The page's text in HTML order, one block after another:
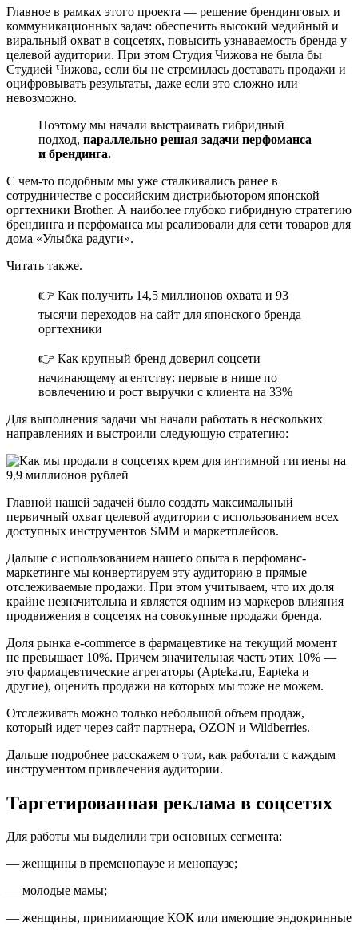
Главное в рамках этого проекта — решение брендинговых и
коммуникационных задач: обеспечить высокий медийный и
виральный охват в соцсетях, повысить узнаваемость бренда у
целевой аудитории. При этом Студия Чижова не была бы
Студией Чижова, если бы не стремилась доставать продажи и
оцифровывать результаты, даже если это сложно или
невозможно.
Поэтому мы начали выстраивать гибридный
подход, параллельно решая задачи перфоманса
и брендинга.
С чем-то подобным мы уже сталкивались ранее в
сотрудничестве с российским дистрибьютором японской
оргтехники Brother. А наиболее глубоко гибридную стратегию
брендинга и перфоманса мы реализовали для сети товаров для
дома «Улыбка радуги».
Читать также.
👉 Как получить 14,5 миллионов охвата и 93
тысячи переходов на сайт для японского бренда
оргтехники
👉 Как крупный бренд доверил соцсети
начинающему агентству: первые в нише по
вовлечению и рост выручки с клиента на 33%
Для выполнения задачи мы начали работать в нескольких
направлениях и выстроили следующую стратегию:
Главной нашей задачей было создать максимальный
первичный охват целевой аудитории с использованием всех
доступных инструментов SMM и маркетплейсов.
Дальше с использованием нашего опыта в перфоманс-
маркетинге мы конвертируем эту аудиторию в прямые
отслеживаемые продажи. При этом учитываем, что их доля
крайне незначительна и является одним из маркеров влияния
продвижения в соцсетях на совокупные продажи бренда.
Доля рынка e-commerce в фармацевтике на текущий момент
не превышает 10%. Причем значительная часть этих 10% —
это фармацевтические агрегаторы (Apteka.ru, Eapteka и
другие), оценить продажи на которых мы тоже не можем.
Отслеживать можно только небольшой объем продаж,
который идет через сайт партнера, OZON и Wildberries.
Дальше подробнее расскажем о том, как работали с каждым
инструментом привлечения аудитории.
Таргетированная реклама в соцсетях
Для работы мы выделили три основных сегмента:
— женщины в пременопаузе и менопаузе;
— молодые мамы;
— женщины, принимающие КОК или имеющие эндокринные